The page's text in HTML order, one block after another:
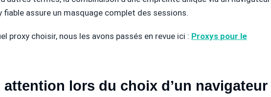
fiable assure un masquage complet des sessions.
proxy choisir, nous les avons passés en revue ici : Proxys pour le
lors du choix d’un navigateur